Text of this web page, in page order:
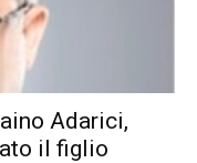
Adarici,
il figlio